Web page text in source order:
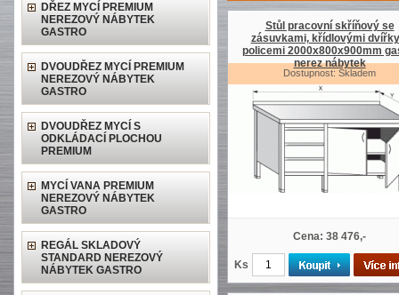
DŘEZ MYCÍ PREMIUM
NEREZOVÝ NÁBYTEK
GASTRO
DVOUDŘEZ MYCÍ PREMIUM
NEREZOVÝ NÁBYTEK
GASTRO
DVOUDŘEZ MYCÍ S
ODKLÁDACÍ PLOCHOU
PREMIUM
MYCÍ VANA PREMIUM
NEREZOVÝ NÁBYTEK
GASTRO
REGÁL SKLADOVÝ
STANDARD NEREZOVÝ
NÁBYTEK GASTRO
Stůl pracovní skříňový se
zásuvkami, křídlovými
policemi 2000x800x900mm
nerez nábytek
Dostupnost: Skladem
Cena: 38 476,-
Ks